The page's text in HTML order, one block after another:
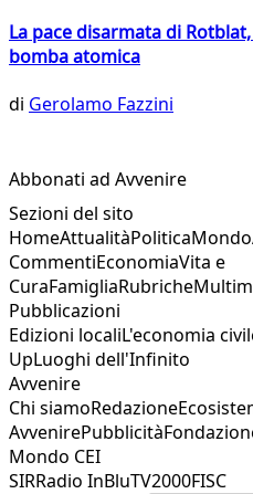
La pace disarmata di
bomba atomica
di Gerolamo Fazzini
Abbonati ad Avvenire
Sezioni del sito
HomeAttualitàPoliticaMondo
CommentiEconomiaVita e
CuraFamigliaRubriche
Pubblicazioni
Edizioni localiL'economia
UpLuoghi dell'Infinito
Avvenire
Chi siamoRedazione
AvvenirePubblicità
Mondo CEI
SIRRadio InBluTV2000FISC